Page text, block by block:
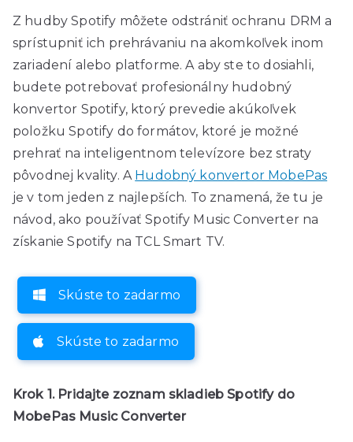
Z hudby Spotify môžete odstrániť ochranu DRM a
sprístupniť ich prehrávaniu na akomkoľvek inom
zariadení alebo platforme. A aby ste to dosiahli,
budete potrebovať profesionálny hudobný
konvertor Spotify, ktorý prevedie akúkoľvek
položku Spotify do formátov, ktoré je možné
prehrať na inteligentnom televízore bez straty
pôvodnej kvality. A Hudobný konvertor MobePas
je v tom jeden z najlepších. To znamená, že tu je
návod, ako používať Spotify Music Converter na
získanie Spotify na TCL Smart TV.
Skúste to zadarmo
Skúste to zadarmo
Krok 1. Pridajte zoznam skladieb Spotify do
MobePas Music Converter